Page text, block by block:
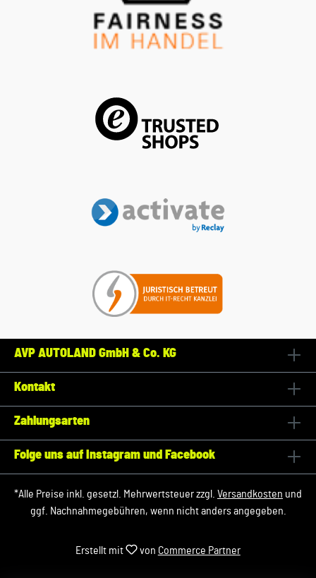
AVP AUTOLAND GmbH & Co. KG
Kontakt
Zahlungsarten
Folge uns auf Instagram und Facebook
*Alle Preise inkl. gesetzl. Mehrwertsteuer zzgl. Versandkosten und
ggf. Nachnahmegebühren, wenn nicht anders angegeben.
Erstellt mit von Commerce Partner